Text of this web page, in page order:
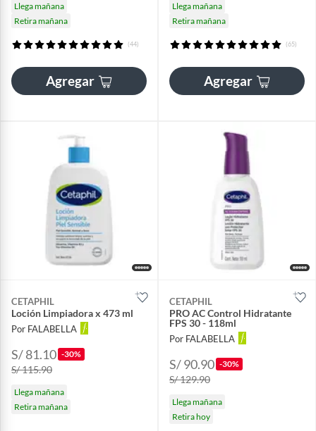
Llega mañana
Retira mañana
(44)
Agregar
Llega mañana
Retira mañana
(65)
Agregar
CETAPHIL
Loción Limpiadora x 473 ml
Por FALABELLA
S/ 81.10 -30%
S/ 115.90
Llega mañana
Retira mañana
CETAPHIL
PRO AC Control Hidratante
FPS 30 - 118ml
Por FALABELLA
S/ 90.90 -30%
S/ 129.90
Llega mañana
Retira hoy